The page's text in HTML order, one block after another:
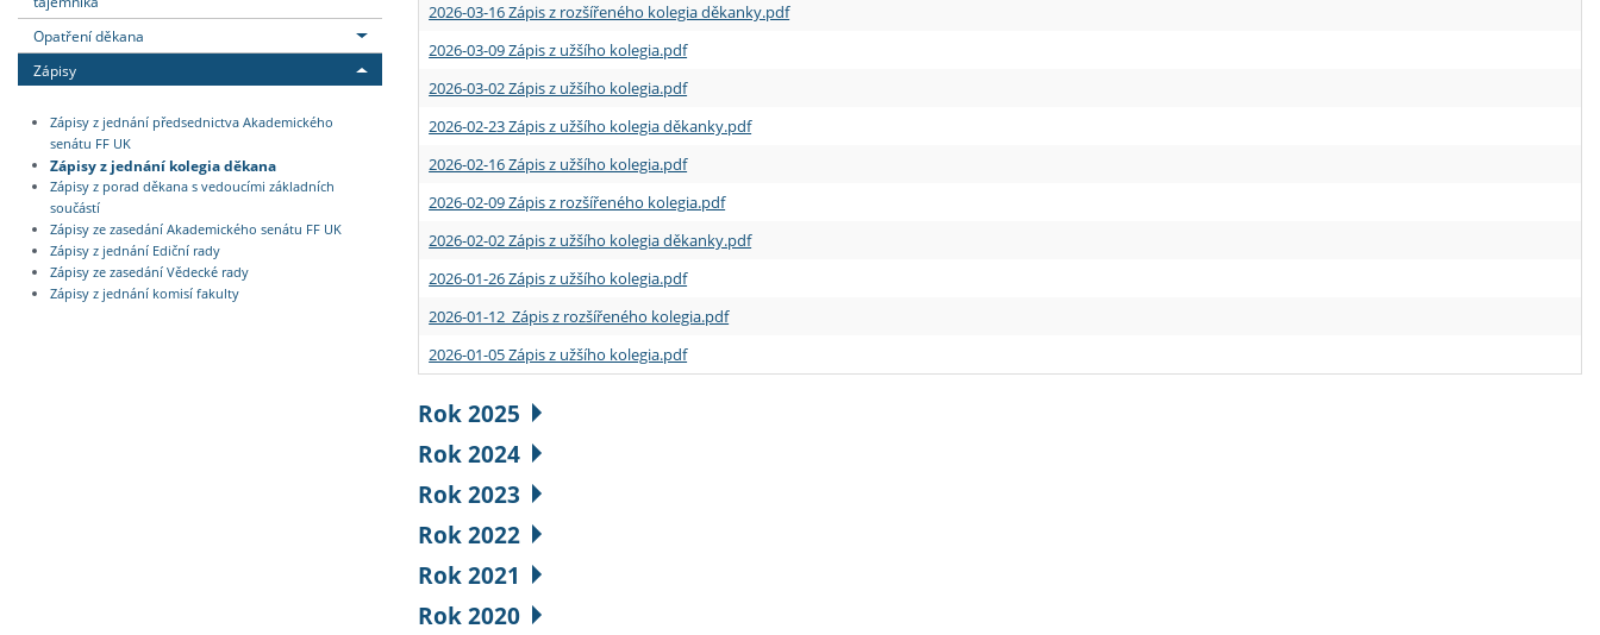
Opatření děkana
Zápisy
Zápisy z jednání předsednictva Akademického
senátu FF UK
Zápisy z jednání kolegia děkana
Zápisy z porad děkana s vedoucími základních
součástí
Zápisy ze zasedání Akademického senátu FF UK
Zápisy z jednání Ediční rady
Zápisy ze zasedání Vědecké rady
Zápisy z jednání komisí fakulty
2026-03-16 Zápis z rozšířeného kolegia děkanky.pdf
2026-03-09 Zápis z užšího kolegia.pdf
2026-03-02 Zápis z užšího kolegia.pdf
2026-02-23 Zápis z užšího kolegia děkanky.pdf
2026-02-16 Zápis z užšího kolegia.pdf
2026-02-09 Zápis z rozšířeného kolegia.pdf
2026-02-02 Zápis z užšího kolegia děkanky.pdf
2026-01-26 Zápis z užšího kolegia.pdf
2026-01-12 Zápis z rozšířeného kolegia.pdf
2026-01-05 Zápis z užšího kolegia.pdf
Rok 2025
Rok 2024
Rok 2023
Rok 2022
Rok 2021
Rok 2020